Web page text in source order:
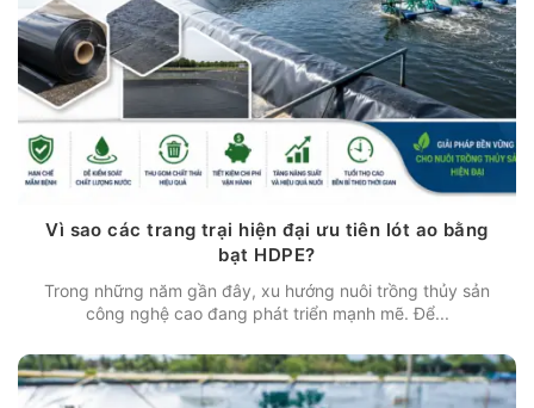
Vì sao các trang trại hiện đại ưu tiên lót ao bằng
bạt HDPE?
Trong những năm gần đây, xu hướng nuôi trồng thủy sản
công nghệ cao đang phát triển mạnh mẽ. Để...